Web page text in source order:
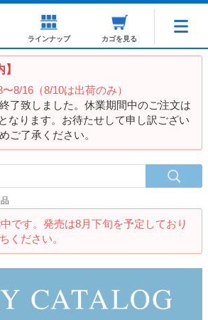
ラインナップ カゴを見る
8/16（8/10は出荷のみ）
了致しました。休業期間中のご注文は
なります。お待たせして申し訳ござい
ご了承ください。
です。発売は8月下旬を予定しており
ください。